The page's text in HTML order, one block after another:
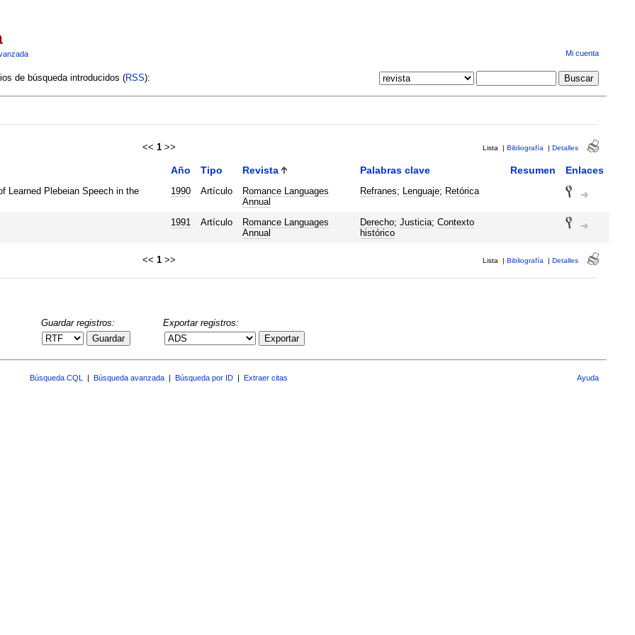
Mi cuenta
de búsqueda introducidos (RSS):
<< 1 >> Lista | Bibliografía | Detalles
Año Tipo Revista Palabras clave Resumen Enlaces
Learned Plebeian Speech in the
1990 Artículo
Romance Languages
Annual
Refranes; Lenguaje; Retórica
1991 Artículo
Romance Languages
Annual
Derecho; Justicia; Contexto
histórico
<< 1 >> Lista | Bibliografía | Detalles
Guardar registros:
Guardar
Exportar registros:
Exportar
Búsqueda CQL Búsqueda avanzada Búsqueda por ID Extraer citas Ayuda